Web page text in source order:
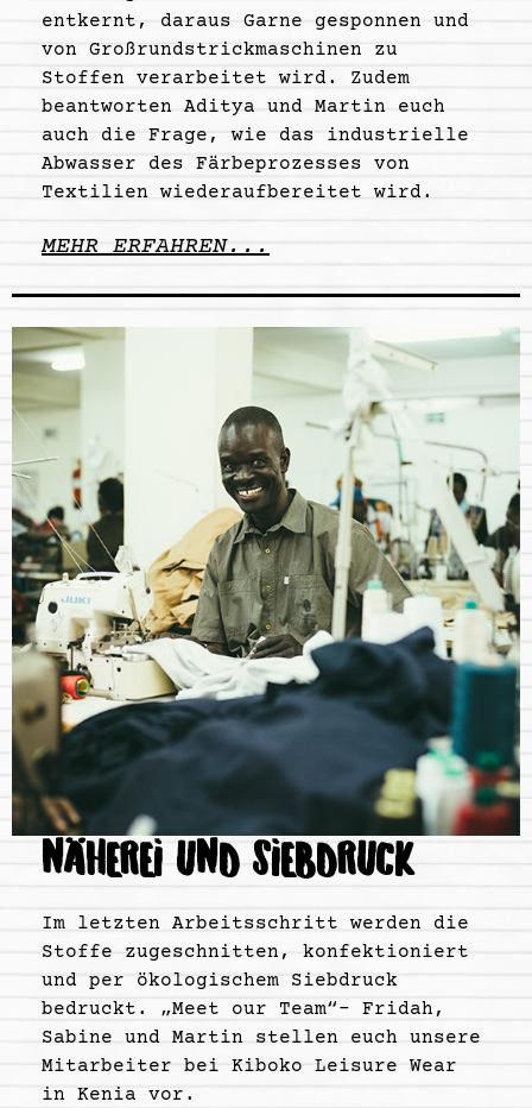
entkernt, daraus Garne gesponnen und
von Großrundstrickmaschinen zu
Stoffen verarbeitet wird. Zudem
beantworten Aditya und Martin euch
auch die Frage, wie das industrielle
Abwasser des Färbeprozesses von
Textilien wiederaufbereitet wird.
MEHR ERFAHREN...
NÄHEREI UND SIEBDRUCK
Im letzten Arbeitsschritt werden die
Stoffe zugeschnitten, konfektioniert
und per ökologischem Siebdruck
bedruckt. „Meet our Team“- Fridah,
Sabine und Martin stellen euch unsere
Mitarbeiter bei Kiboko Leisure Wear
in Kenia vor.